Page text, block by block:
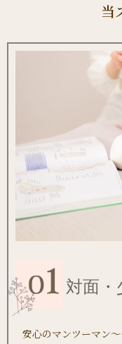
当
対面・
安心のマンツーマン